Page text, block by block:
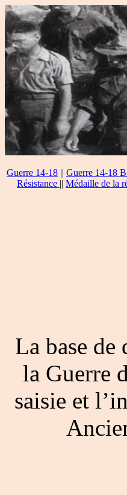
Guerre 14-18 || Guerre 14-18
Résistance || Médaille de la
La base de
la Guerre
saisie et